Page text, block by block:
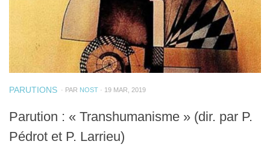
PARUTIONS · PAR NOST · 19 MAR, 2019
Parution : « Transhumanisme » (dir. par P.
Pédrot et P. Larrieu)